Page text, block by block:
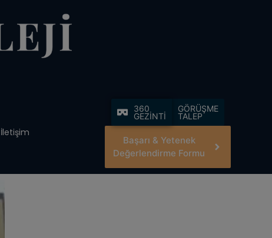
İletişim
360
GEZİNTİ
GÖRÜŞME
TALEP
Başarı & Yetenek
Değerlendirme Formu